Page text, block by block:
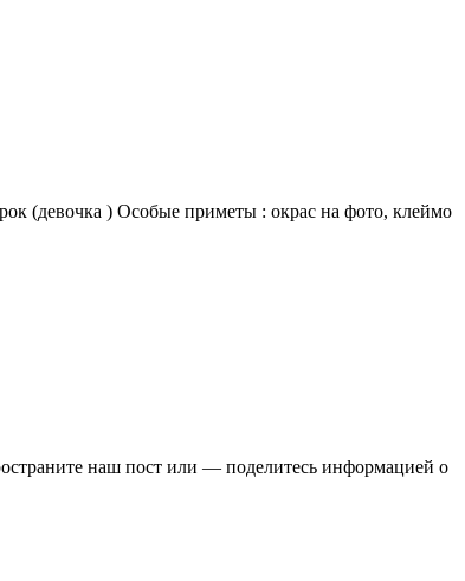
(девочка ) Особые приметы : окрас на фото, клеймо
наш пост или — поделитесь информацией о